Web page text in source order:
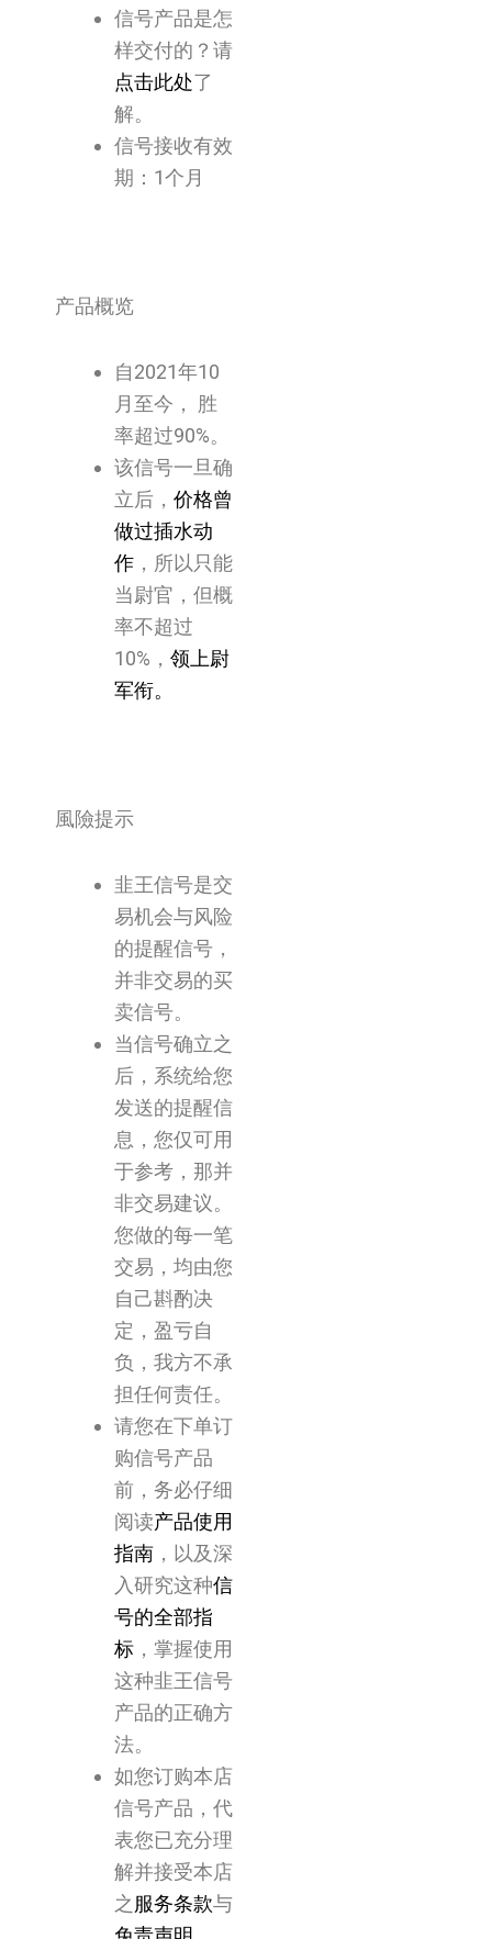
信号产品是怎
样交付的？请
点击此处了
解。
信号接收有效
期：1个月
产品概览
自2021年10
月至今， 胜
率超过90%。
该信号一旦确
立后， 价格曾
做过插水动
作 ，所以只能
当尉官，但概
率不超过
10%， 领上尉
军衔。
風險提示
韭王信号是交
易机会与风险
的提醒信号，
并非交易的买
卖信号。
当信号确立之
后，系统给您
发送的提醒信
息，您仅可用
于参考，那并
非交易建议。
您做的每一笔
交易，均由您
自己斟酌决
定，盈亏自
负，我方不承
担任何责任。
请您在下单订
购信号产品
前，务必仔细
阅读产品使用
指南 ，以及深
入研究这种信
号的全部指
标 ，掌握使用
这种韭王信号
产品的正确方
法。
如您订购本店
信号产品，代
表您已充分理
解并接受本店
之 服务条款与